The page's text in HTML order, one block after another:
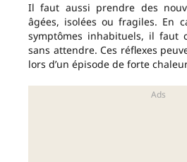
Il faut aussi prendre des
âgées, isolées ou fragiles. En
symptômes inhabituels, il faut
sans attendre. Ces réflexes
lors d’un épisode de forte